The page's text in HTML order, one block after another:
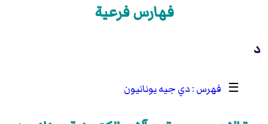
فهارس فرعية
د
☰ دي جيه يونانيون